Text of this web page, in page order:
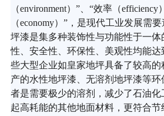
（environment）”、“效率（efficiency
（economy）”，是现代工业发展需
坪漆是集多种装饰性与功能性于一体
性、安全性、环保性、美观性均能达
些大型企业如皇家地坪具备了较高
产的水性地坪漆、无溶剂地坪漆等
者是需要极少的溶剂，减少了石油
起高耗能的其他地面材料，更符合节